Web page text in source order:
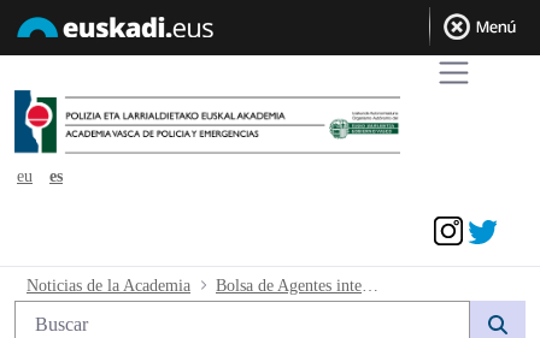
eu
es
Bolsa de Agentes interinos e interinas
Noticias de la Academia
Búsqueda web